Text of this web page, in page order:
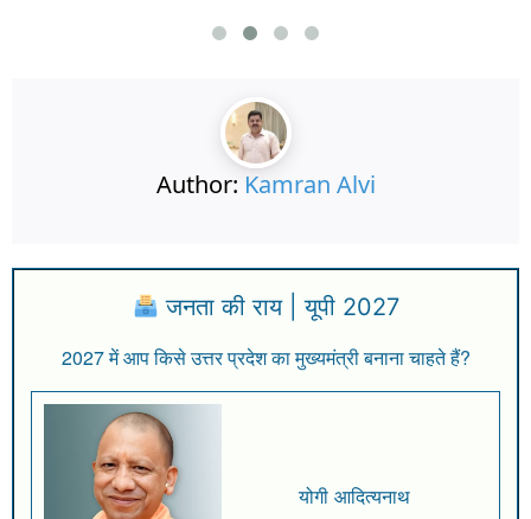
Author: Kamran Alvi
जनता की राय | यूपी 2027
2027 में आप किसे उत्तर प्रदेश का मुख्यमंत्री बनाना चाहते हैं?
योगी आदित्यनाथ